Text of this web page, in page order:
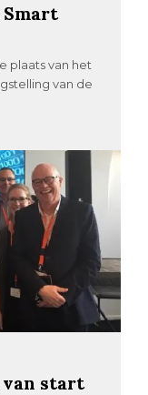
plaats van het
van de
start